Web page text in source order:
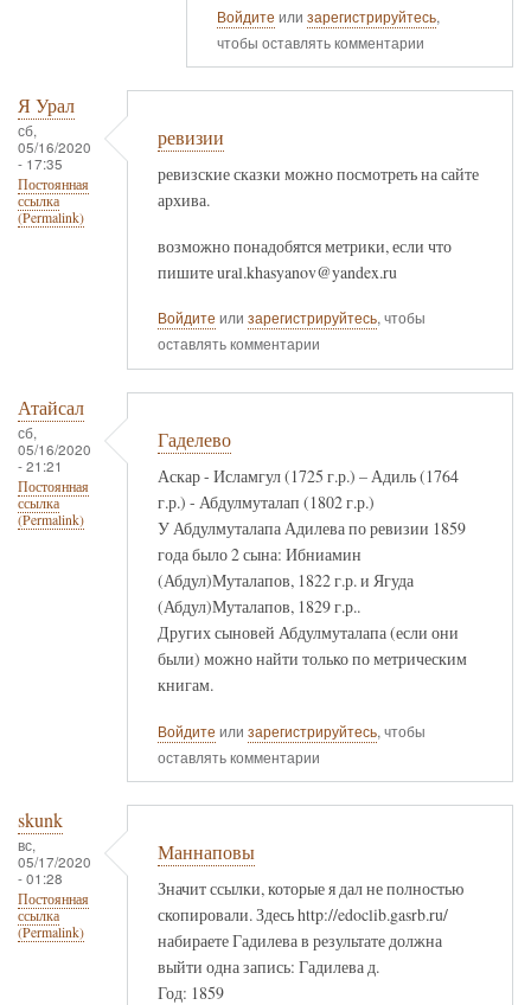
Войдите или зарегистрируйтесь,
чтобы оставлять комментарии
Я Урал
сб,
05/16/2020
- 17:35
Постоянная
ссылка
(Permalink)
ревизии
ревизские сказки можно посмотреть на сайте
архива.
возможно понадобятся метрики, если что
пишите ural.khasyanov@yandex.ru
Войдите или зарегистрируйтесь, чтобы
оставлять комментарии
Атайсал
сб,
05/16/2020
- 21:21
Постоянная
ссылка
(Permalink)
Гаделево
Аскар - Исламгул (1725 г.р.) – Адиль (1764
г.р.) - Абдулмуталап (1802 г.р.)
У Абдулмуталапа Адилева по ревизии 1859
года было 2 сына: Ибниамин
(Абдул)Муталапов, 1822 г.р. и Ягуда
(Абдул)Муталапов, 1829 г.р..
Других сыновей Абдулмуталапа (если они
были) можно найти только по метрическим
книгам.
Войдите или зарегистрируйтесь, чтобы
оставлять комментарии
skunk
вс,
05/17/2020
- 01:28
Постоянная
ссылка
(Permalink)
Маннаповы
Значит ссылки, которые я дал не полностью
скопировали. Здесь http://edoclib.gasrb.ru/
набираете Гадилева в результате должна
выйти одна запись: Гадилева д.
Год: 1859